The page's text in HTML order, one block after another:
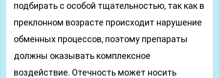
подбирать с особой тщательностью, так как в
преклонном возрасте происходит нарушение
обменных процессов, поэтому препараты
должны оказывать комплексное
воздействие. Отечность может носить